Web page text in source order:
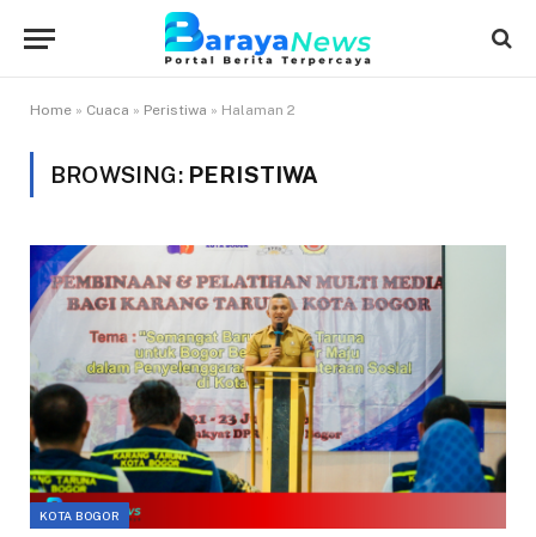
Home » Cuaca » Peristiwa » Halaman 2
BROWSING: PERISTIWA
KOTA BOGOR